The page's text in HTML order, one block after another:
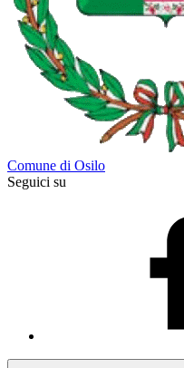
Comune di Osilo
Seguici su